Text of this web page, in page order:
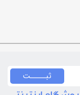
ثبـــــت